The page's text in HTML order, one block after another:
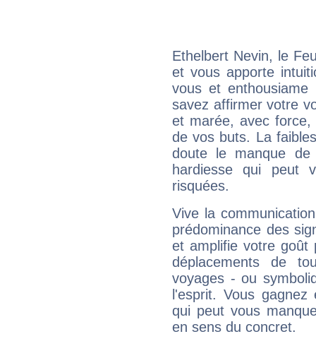
Ethelbert Nevin, le
et vous apporte
vous et
savez affirmer votre
et marée, avec
de vos buts. La
doute le manque
hardiesse qui peut
risquées.
Vive la
prédominance des
et amplifie votre goût
déplacements de
voyages - ou
l'esprit. Vous
qui peut vous
en sens du concret.